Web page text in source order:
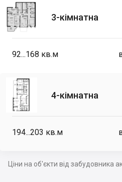
3-кімнатна
92...168 кв.м
4-кімнатна
194...203 кв.м
Ціни на об'єкти від забудовника